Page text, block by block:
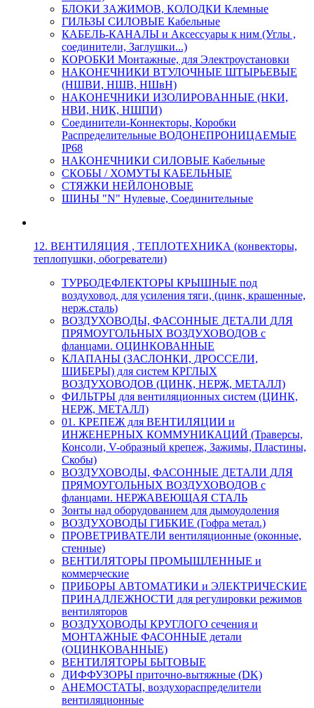
БЛОКИ ЗАЖИМОВ, КОЛОДКИ Клемные
ГИЛЬЗЫ СИЛОВЫЕ Кабельные
КАБЕЛЬ-КАНАЛЫ и Аксессуары к ним (Углы ,
соединители, Заглушки...)
КОРОБКИ Монтажные, для Электроустановки
НАКОНЕЧНИКИ ВТУЛОЧНЫЕ ШТЫРЬЕВЫЕ
(НШВИ, НШВ, НШвН)
НАКОНЕЧНИКИ ИЗОЛИРОВАННЫЕ (НКИ,
НВИ, НИК, НШПИ)
Соединители-Коннекторы, Коробки
Распределительные ВОДОНЕПРОНИЦАЕМЫЕ
IP68
НАКОНЕЧНИКИ СИЛОВЫЕ Кабельные
СКОБЫ / ХОМУТЫ КАБЕЛЬНЫЕ
СТЯЖКИ НЕЙЛОНОВЫЕ
ШИНЫ "N" Нулевые, Соединительные
12. ВЕНТИЛЯЦИЯ , ТЕПЛОТЕХНИКА (конвекторы,
теплопушки, обогреватели)
ТУРБОДЕФЛЕКТОРЫ КРЫШНЫЕ под
воздуховод, для усиления тяги, (цинк, крашенные,
нерж.сталь)
ВОЗДУХОВОДЫ, ФАСОННЫЕ ДЕТАЛИ ДЛЯ
ПРЯМОУГОЛЬНЫХ ВОЗДУХОВОДОВ с
фланцами. ОЦИНКОВАННЫЕ
КЛАПАНЫ (ЗАСЛОНКИ, ДРОССЕЛИ,
ШИБЕРЫ) для систем КРГЛЫХ
ВОЗДУХОВОДОВ (ЦИНК, НЕРЖ, МЕТАЛЛ)
ФИЛЬТРЫ для вентиляционных систем (ЦИНК,
НЕРЖ, МЕТАЛЛ)
01. КРЕПЕЖ для ВЕНТИЛЯЦИИ и
ИНЖЕНЕРНЫХ КОММУНИКАЦИЙ (Траверсы,
Консоли, V-образный крепеж, Зажимы, Пластины,
Скобы)
ВОЗДУХОВОДЫ, ФАСОННЫЕ ДЕТАЛИ ДЛЯ
ПРЯМОУГОЛЬНЫХ ВОЗДУХОВОДОВ с
фланцами. НЕРЖАВЕЮЩАЯ СТАЛЬ
Зонты над оборудованием для дымоудоления
ВОЗДУХОВОДЫ ГИБКИЕ (Гофра метал.)
ПРОВЕТРИВАТЕЛИ вентиляционные (оконные,
стенные)
ВЕНТИЛЯТОРЫ ПРОМЫШЛЕННЫЕ и
коммерческие
ПРИБОРЫ АВТОМАТИКИ и ЭЛЕКТРИЧЕСКИЕ
ПРИНАДЛЕЖНОСТИ для регулировки режимов
вентиляторов
ВОЗДУХОВОДЫ КРУГЛОГО сечения и
МОНТАЖНЫЕ ФАСОННЫЕ детали
(ОЦИНКОВАННЫЕ)
ВЕНТИЛЯТОРЫ БЫТОВЫЕ
ДИФФУЗОРЫ приточно-вытяжные (DK)
АНЕМОСТАТЫ, воздухораспределители
вентиляционные